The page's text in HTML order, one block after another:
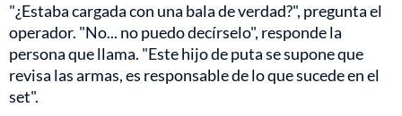
"¿Estaba cargada con una bala de verdad?", pregunta el
operador. "No... no puedo decírselo", responde la
persona que llama. "Este hijo de puta se supone que
revisa las armas, es responsable de lo que sucede en el
set".